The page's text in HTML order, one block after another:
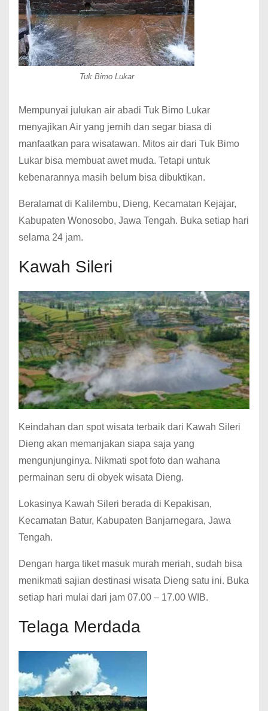
Tuk Bimo Lukar
Mempunyai julukan air abadi Tuk Bimo Lukar
menyajikan Air yang jernih dan segar biasa di
manfaatkan para wisatawan. Mitos air dari Tuk Bimo
Lukar bisa membuat awet muda. Tetapi untuk
kebenarannya masih belum bisa dibuktikan.
Beralamat di Kalilembu, Dieng, Kecamatan Kejajar,
Kabupaten Wonosobo, Jawa Tengah. Buka setiap hari
selama 24 jam.
Kawah Sileri
Keindahan dan spot wisata terbaik dari Kawah Sileri
Dieng akan memanjakan siapa saja yang
mengunjunginya. Nikmati spot foto dan wahana
permainan seru di obyek wisata Dieng.
Lokasinya Kawah Sileri berada di Kepakisan,
Kecamatan Batur, Kabupaten Banjarnegara, Jawa
Tengah.
Dengan harga tiket masuk murah meriah, sudah bisa
menikmati sajian destinasi wisata Dieng satu ini. Buka
setiap hari mulai dari jam 07.00 – 17.00 WIB.
Telaga Merdada